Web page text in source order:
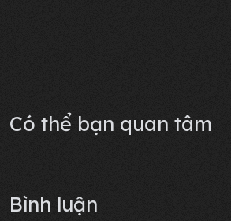
Có thể bạn quan tâm
Bình luận